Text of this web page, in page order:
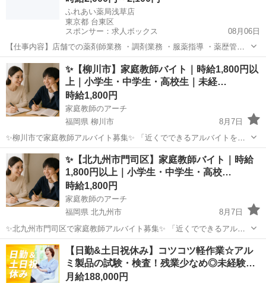
ふれあい薬局浅草店
東京都 台東区
スポンサー：求人ボックス
08月06日
【仕事内容】店舗での薬剤師業務 ・調剤業務 ・服薬指導 ・薬歴管理
・在宅業務 など 従事すべき業務の変更なし 就業場所の変更なし 雇用
期間の定め:なし 【経験・資格】<応募要件> 薬剤師免許をお持ちの方
調剤未経験も応相談 【給...
アルバイト・パート
✨【柳川市】家庭教師バイト｜時給1,800円以
上｜小学生・中学生・高校生｜未経…
時給1,800円
家庭教師のアーチ
福岡県 柳川市
8月7日
✨柳川市で家庭教師アルバイト募集✨ 「近くでできるアルバイトを探
している」 「柳川市で家庭教師の仕事に興味がある」 「子どもの学習
をじっくりサポートしたい」 そんな方におすすめの家庭教師バイトで
す。 現...
福岡 柳川市 家庭教師 時給
✨【北九州市門司区】家庭教師バイト｜時給
1,800円以上｜小学生・中学生・高校…
時給1,800円
家庭教師のアーチ
福岡県 北九州市
8月7日
✨北九州市門司区で家庭教師アルバイト募集✨ 「近くでできるアルバ
イトを探している」 「門司区で家庭教師の仕事に興味がある」 「子ど
もの学習をじっくりサポートしたい」 そんな方におすすめの家庭教師
バイトです。 ...
福岡 北九州市 家庭教師 時給
【日勤&土日祝休み】コツコツ軽作業☆アル
ミ製品の試験・検査！残業少なめ◎未経験…
月給188,000円